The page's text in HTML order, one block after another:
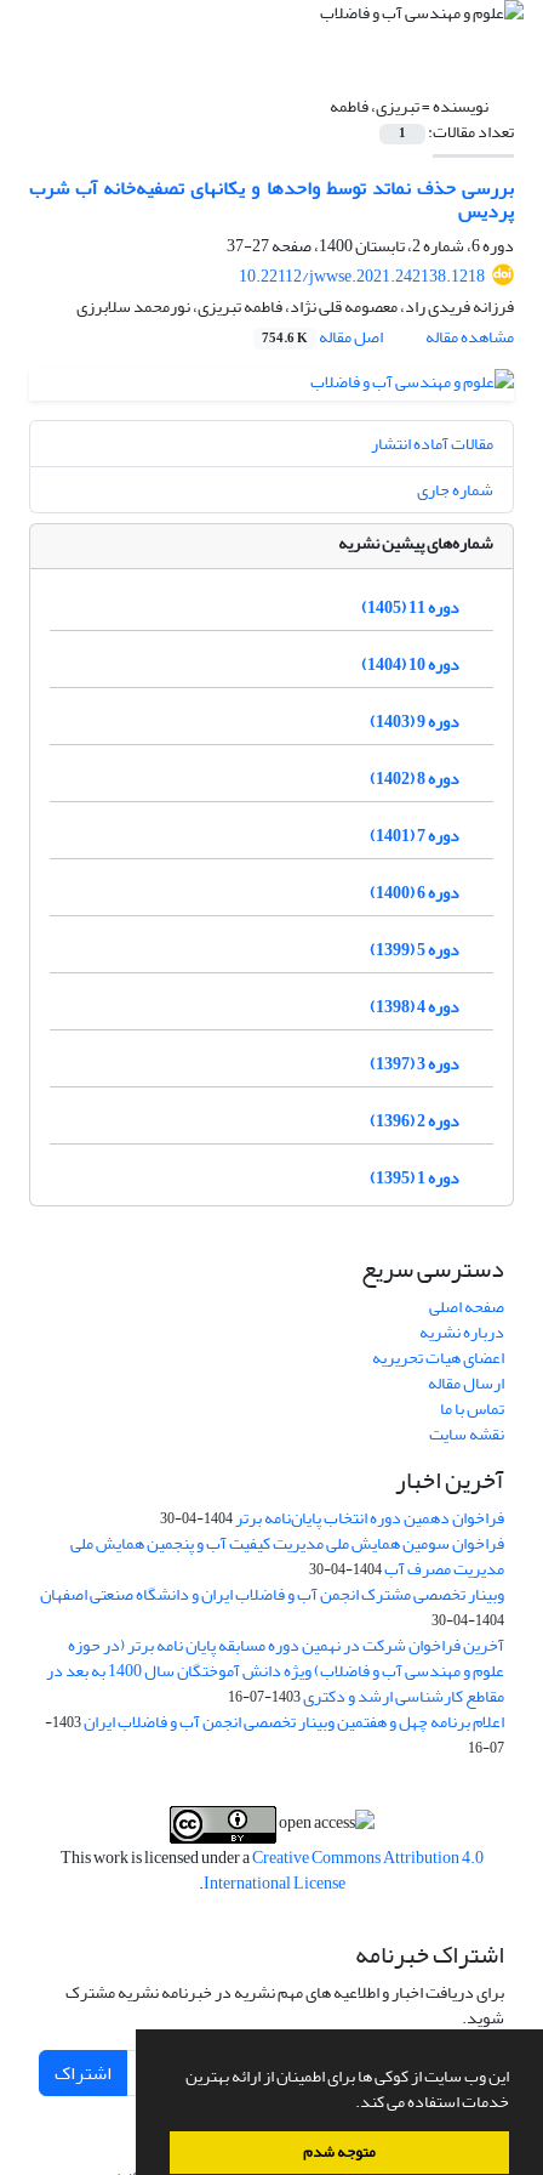
این وب سایت از کوکی ها برای اطمینان از ارائه بهترین
خدمات استفاده می کند.
متوجه شدم
نویسنده =تبریزی، فاطمه
تعداد مقالات: 1
بررسی حذف نماتد توسط واحدها و یکان‎های تصفیه‌خانه آب شرب
پردیس
دوره 6، شماره 2، تابستان 1400، صفحه
27-37
10.22112/jwwse.2021.242138.1218
فرزانه فریدی راد، معصومه قلی نژاد، فاطمه تبریزی، نورمحمد سلابرزی
مشاهده مقاله
اصل مقاله 754.6 K
مقالات آماده انتشار
شماره جاری
شماره‌های پیشین نشریه
دوره 11 (1405)
دوره 10 (1404)
دوره 9 (1403)
دوره 8 (1402)
دوره 7 (1401)
دوره 6 (1400)
دوره 5 (1399)
دوره 4 (1398)
دوره 3 (1397)
دوره 2 (1396)
دوره 1 (1395)
دسترسی سریع
صفحه اصلی
درباره نشریه
اعضای هیات تحریریه
ارسال مقاله
تماس با ما
نقشه سایت
آخرین اخبار
فراخوان دهمین دوره انتخاب پایان‌نامه برتر1404-04-30
فراخوان سومین همایش ملی مدیریت کیفیت آب و پنجمین همایش ملی
مدیریت مصرف آب1404-04-30
وبینار تخصصی مشترک انجمن آب و فاضلاب ایران و دانشگاه صنعتی اصفهان
1404-04-30
آخرین فراخوان شرکت در نهمین دوره مسابقه پایان نامه برتر (در حوزه
علوم و مهندسی آب و فاضلاب) ویژه دانش آموختگان سال 1400 به بعد در
مقاطع کارشناسی ارشد و دکتری1403-07-16
اعلام برنامه چهل و هفتمین وبینار تخصصی انجمن آب و فاضلاب ایران
1403-
07-16
This work is licensed under aCreative Commons Attribution 4.0
International License
.
اشتراک خبرنامه
برای دریافت اخبار و اطلاعیه های مهم نشریه در خبرنامه نشریه مشترک
شوید.
اشتراک